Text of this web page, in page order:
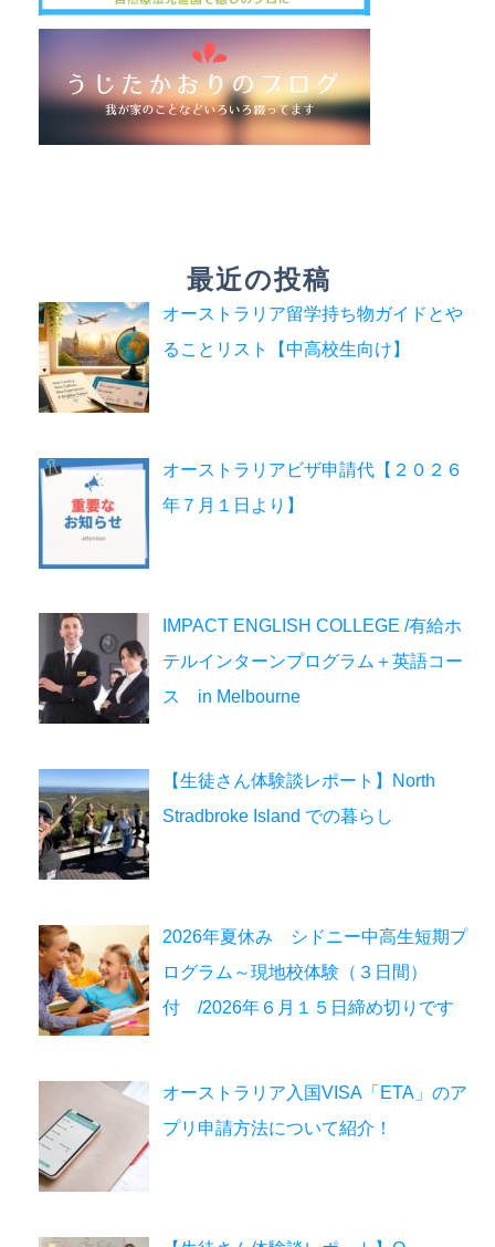
最近の投稿
オーストラリア留学持ち物ガイドとや
ることリスト【中高校生向け】
オーストラリアビザ申請代【２０２６
年７月１日より】
IMPACT ENGLISH COLLEGE /有給ホ
テルインターンプログラム＋英語コー
ス in Melbourne
【生徒さん体験談レポート】North
Stradbroke Island での暮らし
2026年夏休み シドニー中高生短期プ
ログラム～現地校体験（３日間）
付 /2026年６月１５日締め切りです
オーストラリア入国VISA「ETA」のア
プリ申請方法について紹介！